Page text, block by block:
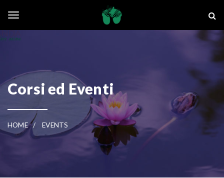
Corsi ed Eventi
HOME EVENTS